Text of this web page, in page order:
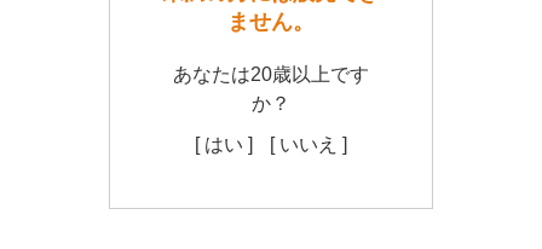
ません。
あなたは20歳以上です
か？
[ はい ]
[ いいえ ]